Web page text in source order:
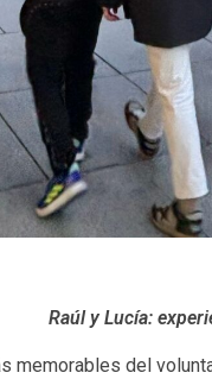
Raúl y Lucía:
memorables del